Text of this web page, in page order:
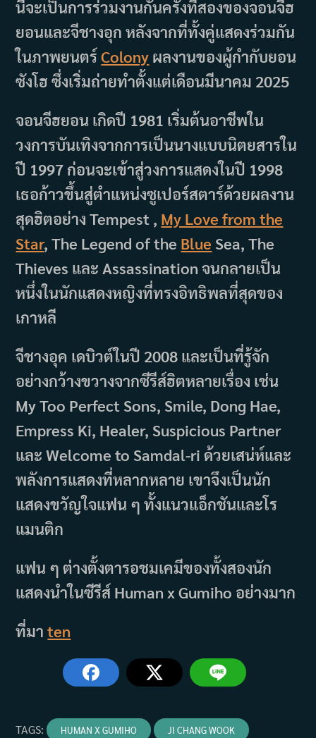
นี่จะเป็นการร่วมงานกันครั้งที่สองของจอนจีฮ
ยอนและจีชางอุก หลังจากที่ทั้งคู่แสดงร่วมกัน
ในภาพยนตร์Colony ผลงานของผู้กำกับยอน
ซังโฮ ซึ่งเริ่มถ่ายทำตั้งแต่เดือนมีนาคม 2025
จอนจีฮยอน เกิดปี 1981 เริ่มต้นอาชีพใน
วงการบันเทิงจากการเป็นนางแบบนิตยสารใน
ปี 1997 ก่อนจะเข้าสู่วงการแสดงในปี 1998
เธอก้าวขึ้นสู่ตำแหน่งซูเปอร์สตาร์ด้วยผลงาน
สุดฮิตอย่าง Tempest , My Love from the
Star, The Legend of the Blue Sea, The
Thieves และ Assassination จนกลายเป็น
หนึ่งในนักแสดงหญิงที่ทรงอิทธิพลที่สุดของ
เกาหลี
จีชางอุค เดบิวต์ในปี 2008 และเป็นที่รู้จัก
อย่างกว้างขวางจากซีรีส์ฮิตหลายเรื่อง เช่น
My Too Perfect Sons, Smile, Dong Hae,
Empress Ki, Healer, Suspicious Partner
และ Welcome to Samdal-ri ด้วยเสน่ห์และ
พลังการแสดงที่หลากหลาย เขาจึงเป็นนัก
แสดงขวัญใจแฟน ๆ ทั้งแนวแอ็กชันและโร
แมนติก
แฟน ๆ ต่างตั้งตารอชมเคมีของทั้งสองนัก
แสดงนำในซีรีส์ Human x Gumiho อย่างมาก
ที่มาten
TAGS: HUMAN X GUMIHO JI CHANG WOOK